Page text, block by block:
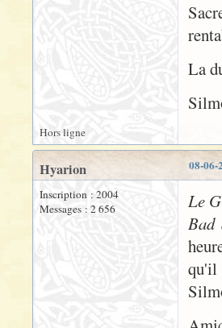
La
Hors ligne
08-06-
Hyarion
Inscription : 2004
Messages : 2 656
Le
Bad
qu'il